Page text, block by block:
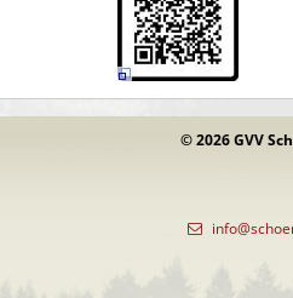
© 2026 GVV